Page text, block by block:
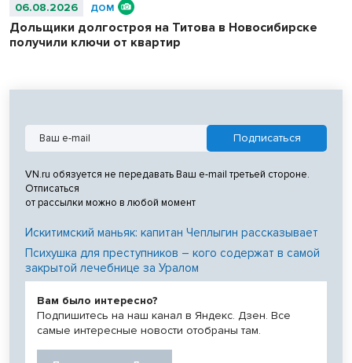
06.08.2026 ДОМ
Дольщики долгостроя на Титова в Новосибирске
получили ключи от квартир
VN.ru обязуется не передавать Ваш e-mail третьей стороне.
Отписаться
от рассылки можно в любой момент
Искитимский маньяк: капитан Чеплыгин рассказывает
Психушка для преступников – кого содержат в самой
закрытой лечебнице за Уралом
Вам было интересно?
Подпишитесь на наш канал в Яндекс. Дзен. Все
самые интересные новости отобраны там.